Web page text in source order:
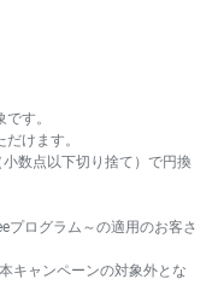
す。
けます。
数点以下切り捨て）で円換
プログラム～の適用のお客さ
キャンペーンの対象外とな